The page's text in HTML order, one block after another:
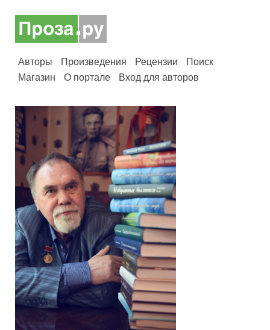
Авторы Произведения Рецензии
Поиск
Магазин
О портале Вход для авторов